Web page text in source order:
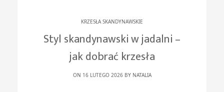
KRZESŁA SKANDYNAWSKIE
Styl skandynawski w jadalni –
jak dobrać krzesła
ON 16 LUTEGO 2026 BY NATALIA